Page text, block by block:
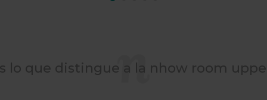
lo que distingue a la nhow room